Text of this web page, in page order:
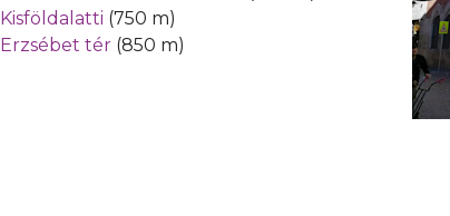
Kisföldalatti (750 m)
Erzsébet tér (850 m)